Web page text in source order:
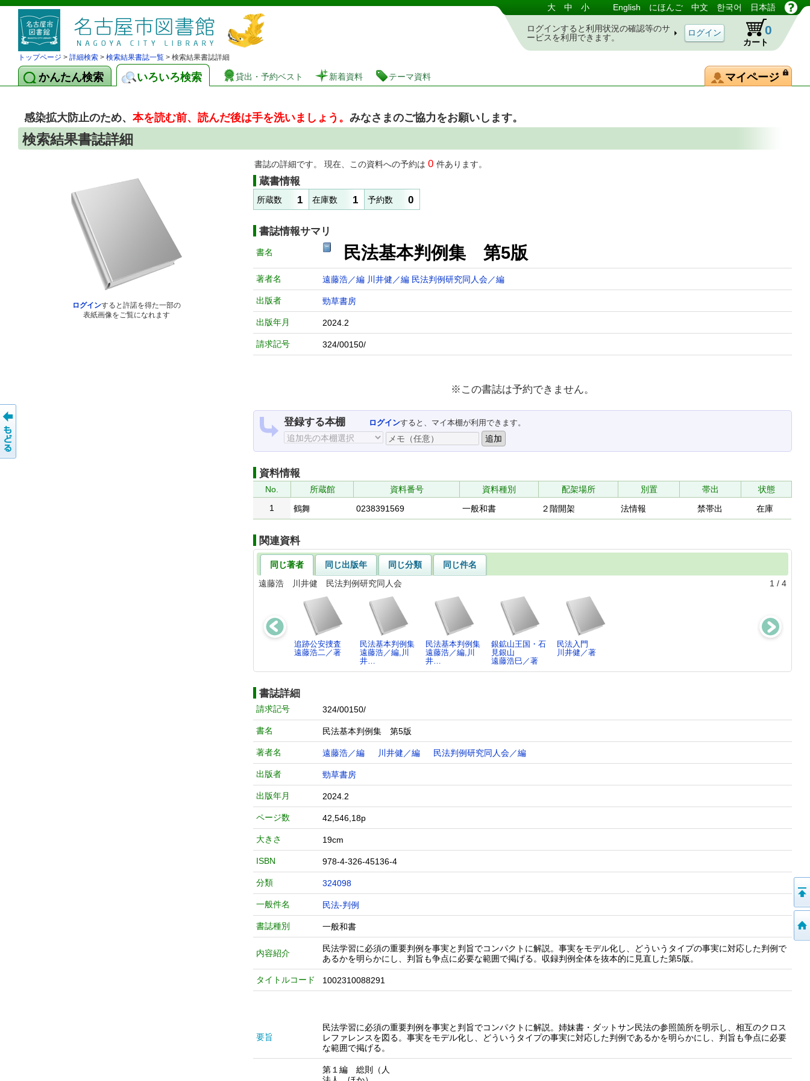
図書館 蔵書検索・予約システム 大 中 小 English にほんご 中文 한국어 日本語
ログインすると利用状況の確認等のサ
ービスを利用できます。
カート
0
トップページ > 詳細検索 > 検索結果書誌一覧 > 検索結果書誌詳細
かんたん検索 いろいろ検索 貸出・予約ベスト 新着資料 テーマ資料 マイページ
感染拡大防止のため、 本を読む前、読んだ後は手を洗いましょう。 みなさまのご協力をお願いします。
検索結果書誌詳細
ログインすると許諾を得た一部の
表紙画像をご覧になれます
書誌の詳細です。 現在、この資料への予約は 0 件あります。
蔵書情報
所蔵数 1 在庫数 1 予約数 0
書誌情報サマリ
書名 民法基本判例集 第5版
著者名 遠藤浩／編 川井健／編 民法判例研究同人会／編
出版者 勁草書房
出版年月 2024.2
請求記号 324/00150/
※この書誌は予約できません。
登録する本棚 ログインすると、マイ本棚が利用できます。
資料情報
No. 所蔵館 資料番号 資料種別 配架場所 別置 帯出
状態
1
鶴舞 0238391569 一般和書 ２階開架 法情報 禁帯出 在庫
関連資料
同じ著者 同じ出版年 同じ分類
同じ件名
遠藤浩 川井健 民法判例研究同人会
1 / 4
追跡公安捜査
遠藤浩二／著
民法基本判例集
遠藤浩／編,川
井…
民法基本判例集
遠藤浩／編,川
井…
銀鉱山王国・石
見銀山
遠藤浩巳／著
民法入門
川井健／著
イヴォンヌ・シ
書誌詳細
請求記号 324/00150/
書名 民法基本判例集 第5版
著者名 遠藤浩／編 川井健／編 民法判例研究同人会／編
出版者 勁草書房
出版年月 2024.2
ページ数 42,546,18p
大きさ 19cm
ISBN 978-4-326-45136-4
分類 324098
一般件名 民法-判例
書誌種別 一般和書
内容紹介
民法学習に必須の重要判例を事実と判旨でコンパクトに解説。事実をモデル化し、どういうタイプの事実に対応した判例で
あるかを明らかにし、判旨も争点に必要な範囲で掲げる。収録判例全体を抜本的に見直した第5版。
タイトルコード 1002310088291
要旨
民法学習に必須の重要判例を事実と判旨でコンパクトに解説。姉妹書・ダットサン民法の参照箇所を明示し、相互のクロス
レファレンスを図る。事実をモデル化し、どういうタイプの事実に対応した判例であるかを明らかにし、判旨も争点に必要
な範囲で掲げる。
第１編 総則（人